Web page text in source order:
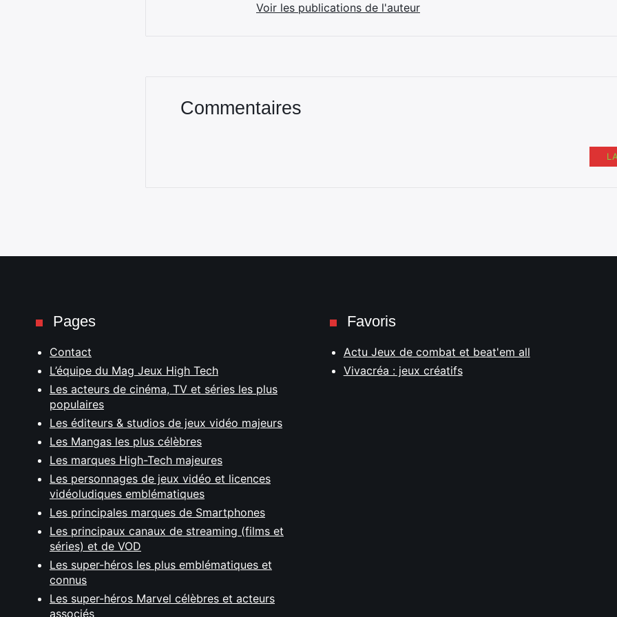
Voir les publications de l'auteur
Commentaires
Pages
Contact
L’équipe du Mag Jeux High Tech
Les acteurs de cinéma, TV et séries les plus
populaires
Les éditeurs & studios de jeux vidéo majeurs
Les Mangas les plus célèbres
Les marques High-Tech majeures
Les personnages de jeux vidéo et licences
vidéoludiques emblématiques
Les principales marques de Smartphones
Les principaux canaux de streaming (films et
séries) et de VOD
Les super-héros les plus emblématiques et
connus
Les super-héros Marvel célèbres et acteurs
associés
Favoris
Actu Jeux de combat et beat'em all
Vivacréa : jeux créatifs